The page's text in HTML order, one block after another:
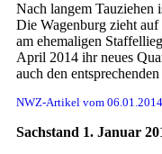
Nach langem Tauziehen
Die Wagenburg zieht
am ehemaligen
April 2014 ihr neues
auch den
NWZ-Artikel vom 06.01.2014
Sachstand 1. Januar